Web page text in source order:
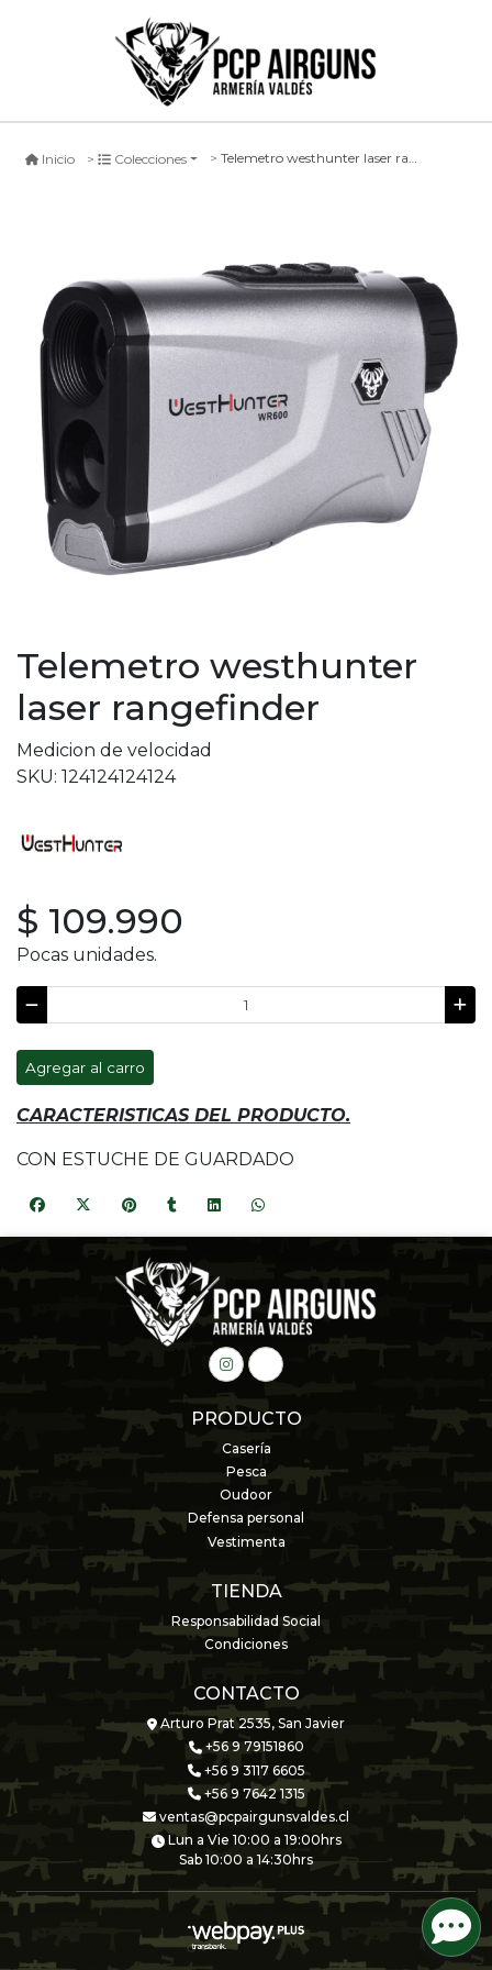
Inicio Colecciones Telemetro westhunter laser rangefinder
Telemetro westhunter
laser rangefinder
Medicion de velocidad
SKU: 124124124124
$ 109.990
Pocas unidades.
Agregar al carro
CARACTERISTICAS DEL PRODUCTO.
CON ESTUCHE DE GUARDADO
PRODUCTO
Casería
Pesca
Oudoor
Defensa personal
Vestimenta
TIENDA
Responsabilidad Social
Condiciones
CONTACTO
Arturo Prat 2535, San Javier
+56 9 79151860
+56 9 3117 6605
+56 9 7642 1315
ventas@pcpairgunsvaldes.cl
Lun a Vie 10:00 a 19:00hrs
Sab 10:00 a 14:30hrs